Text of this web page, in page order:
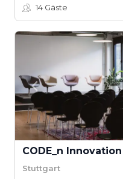
14 Gäste
CODE_n
Stuttgart